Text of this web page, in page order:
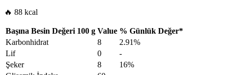
🔥 88 kcal
Başına Besin Değeri 100 g Value % Günlük Değer*
Karbonhidrat
8
2.91%
Lif
0
-
Şeker
8
16%